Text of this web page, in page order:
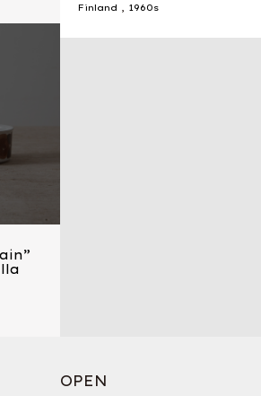
Finland , 1960s
OPEN